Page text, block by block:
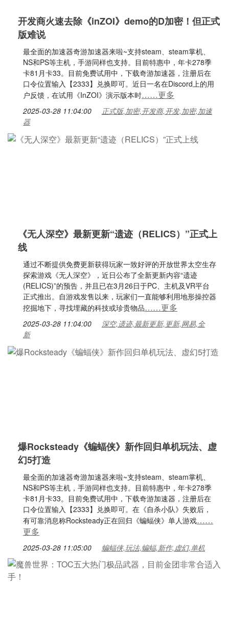
开发商火速去除《inZOI》demo的D加密！但正式
版难说
最全面的加速器奇游加速器来啦~支持steam、steam掌机、
NS和PS等主机，手游同样也支持。目前特惠中，年卡278季
卡81月卡33。目前免费试用中，下载奇游加速器，注册后在
口令位置输入【2333】兑换即可。近日一名在Discord上的用
户反馈，在试用《InZOI》演示版本时……更多
2025-03-28 11:04:00
正式版,加密,开发商,开发,加密,加速
器
《无人深空》最新更新“遗迹（RELICS）”正式上
线
通过不断提供免费更新获得玩家一致好评的开放世界太空生存
探索游戏《无人深空》，近日公布了全新更新内容“遗迹
(RELICS)”的预告，并且已在3月26日于PC、主机及VR平台
正式推出。自游戏发售以来，玩家们一直能够利用地形操控器
挖掘地下，寻找埋藏的科技或珍贵物品……更多
2025-03-28 11:04:00
深空,遗迹,最新更新,更新,网易,全
新
爆Rocksteady《蝙蝠侠》新作回归单机玩法、虚
幻5打造
最全面的加速器奇游加速器来啦~支持steam、steam掌机、
NS和PS等主机，手游同样也支持。目前特惠中，年卡278季
卡81月卡33。目前免费试用中，下载奇游加速器，注册后在
口令位置输入【2333】兑换即可。在《自杀小队》失败后，
有可靠消息称Rocksteady正在回归《蝙蝠侠》单人游戏……
更多
2025-03-28 11:05:00 蝙蝠侠,玩法,蝙蝠,新作,虚幻,单机